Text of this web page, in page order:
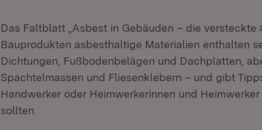
Das Faltblatt „Asbest in Gebäuden – die versteckte
Bauprodukten asbesthaltige Materialien enthalten
Dichtungen, Fußbodenbelägen und Dachplatten,
Spachtelmassen und Fliesenklebern – und gibt
Handwerker oder Heimwerkerinnen und
sollten.